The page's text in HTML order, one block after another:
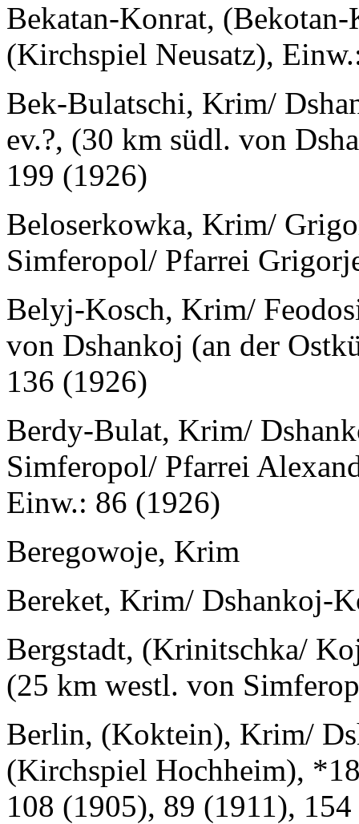
Bekatan-Konrat,
(Kirchspiel Neusatz),
Bek-Bulatschi, Krim/
ev.?, (30 km südl. von
199 (1926)
Beloserkowka, Krim/
Simferopol/ Pfarrei
Belyj-Kosch, Krim/
von Dshankoj (an der
136 (1926)
Berdy-Bulat, Krim/
Simferopol/ Pfarrei
Einw.: 86 (1926)
Beregowoje, Krim
Bereket, Krim/ Dshankoj-
Bergstadt, (Krinitschka/
(25 km westl. von
Berlin, (Koktein), Krim/
(Kirchspiel Hochheim),
108 (1905), 89 (1911),